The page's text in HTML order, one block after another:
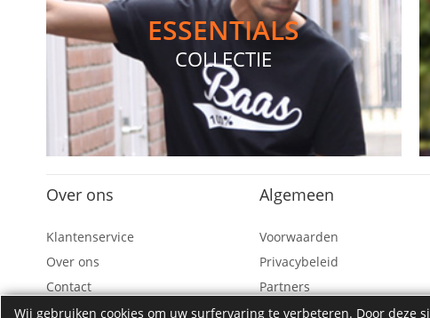
Wij gebruiken cookies om uw surfervaring te verbeteren. Door deze
ESSENTIALS
COLLECTIE
Over ons
Klantenservice
Over ons
Contact
Algemeen
Voorwaarden
Privacybeleid
Partners